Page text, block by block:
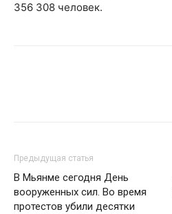
356 308 человек.
Предыдущая статья
В Мьянме сегодня День
вооруженных сил. Во время
протестов убили десятки